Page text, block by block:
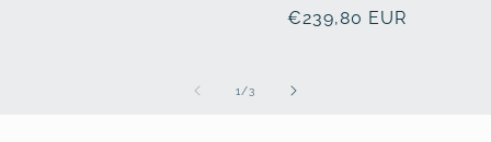
Normaler
€239,80 EUR
1 /von
3